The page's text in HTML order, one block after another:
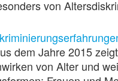
von
dem Jahre 2015
von Alter und